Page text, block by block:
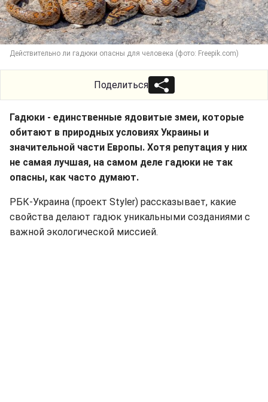
Действительно ли гадюки опасны для человека (фото: Freepik.com)
Поделиться
Гадюки - единственные ядовитые змеи, которые
обитают в природных условиях Украины и
значительной части Европы. Хотя репутация у них
не самая лучшая, на самом деле гадюки не так
опасны, как часто думают.
РБК-Украина (проект Styler) рассказывает, какие
свойства делают гадюк уникальными созданиями с
важной экологической миссией.